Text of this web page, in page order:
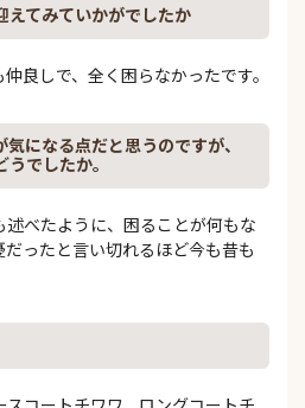
てみていかがでしたか
良しで、全く困らなかったです。
になる点だと思うのですが、
でしたか。
述べたように、困ることが何もな
ったと言い切れるほど今も昔も